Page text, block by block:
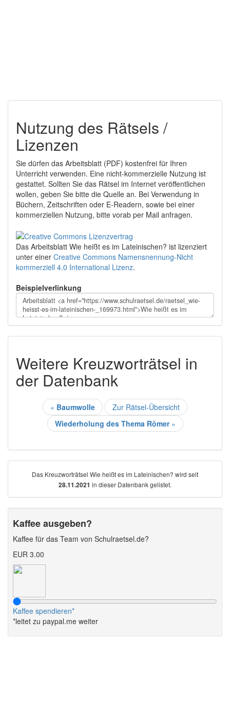
Nutzung des Rätsels /
Lizenzen
Sie dürfen das Arbeitsblatt (PDF) kostenfrei für Ihren
Unterricht verwenden. Eine nicht-kommerzielle Nutzung ist
gestattet. Sollten Sie das Rätsel im Internet veröffentlichen
wollen, geben Sie bitte die Quelle an. Bei Verwendung in
Büchern, Zeitschriften oder E-Readern, sowie bei einer
kommerziellen Nutzung, bitte vorab per Mail anfragen.
Das Arbeitsblatt Wie heißt es im Lateinischen? ist lizenziert
unter einer Creative Commons Namensnennung-Nicht
kommerziell 4.0 International Lizenz.
Beispielverlinkung
Weitere Kreuzworträtsel in
der Datenbank
« Baumwolle
Zur Rätsel-Übersicht
Wiederholung des Thema Römer»
Das Kreuzworträtsel Wie heißt es im Lateinischen? wird seit
28.11.2021 in dieser Datenbank gelistet.
Kaffee ausgeben?
Kaffee für das Team von Schulraetsel.de?
EUR 3.00
Kaffee spendieren*
*leitet zu paypal.me weiter